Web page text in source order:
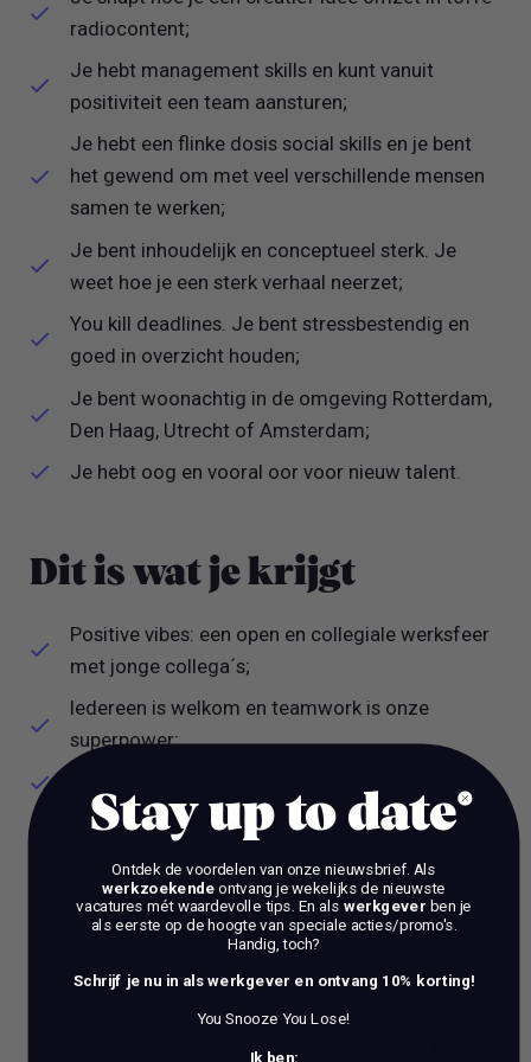
radiocontent;
Je hebt management skills en kunt vanuit
positiviteit een team aansturen;
Je hebt een flinke dosis social skills en je bent
het gewend om met veel verschillende mensen
samen te werken;
Je bent inhoudelijk en conceptueel sterk. Je
weet hoe je een sterk verhaal neerzet;
You kill deadlines. Je bent stressbestendig en
goed in overzicht houden;
Je bent woonachtig in de omgeving Rotterdam,
Den Haag, Utrecht of Amsterdam;
Je hebt oog en vooral oor voor nieuw talent.
Dit is wat je krijgt
Positive vibes: een open en collegiale werksfeer
met jonge collega´s;
Iedereen is welkom en teamwork is onze
superpower;
De mogelijkheid om mee te bouwen aan de
De kans om door te groeien in de mediawereld;
Toffe get-togethers, events en bijscholingen,
gedurende het hele jaar.
Stay up to date
Ontdek de voordelen van onze nieuwsbrief. Als
werkzoekendeontvang je wekelijks de nieuwste
vacatures mét waardevolle tips. En als werkgever ben je
als eerste op de hoogte van speciale acties/promo's.
Handig, toch?
Schrijf je nu in als werkgever en ontvang 10% korting!
You Snooze You Lose!